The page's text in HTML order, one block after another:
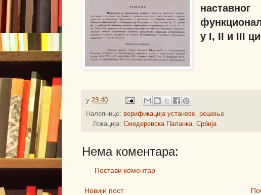
у I, II и III
у 23:40
Налепнице: верификација установе решење
Локација: Смедеревска Паланка, Србија
Нема коментара:
Постави коментар
Новији пост